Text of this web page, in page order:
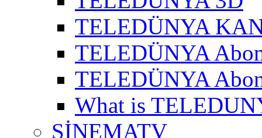
TELEDÜNYA
TELEDÜNYA
TELEDÜNYA
What is
SİNEMATV